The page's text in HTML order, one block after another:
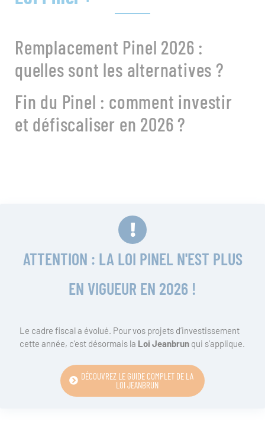
Remplacement Pinel 2026 :
quelles sont les alternatives ?
Fin du Pinel : comment investir
et défiscaliser en 2026 ?
ATTENTION : LA LOI PINEL N'EST PLUS
EN VIGUEUR EN 2026 !
Le cadre fiscal a évolué. Pour vos projets d’investissement
cette année, c’est désormais la Loi Jeanbrun qui s’applique.
DÉCOUVREZ LE GUIDE COMPLET DE LA
LOI JEANBRUN